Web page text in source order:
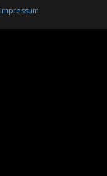
Impressum